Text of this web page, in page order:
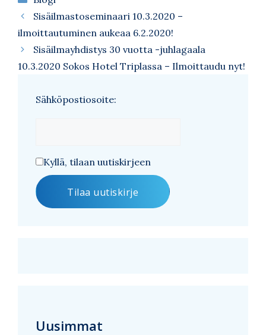
Sisäilmastoseminaari 10.3.2020 –
ilmoittautuminen aukeaa 6.2.2020!
Sisäilmayhdistys 30 vuotta -juhlagaala
10.3.2020 Sokos Hotel Triplassa – Ilmoittaudu nyt!
Sähköpostiosoite:
Kyllä, tilaan uutiskirjeen
Uusimmat